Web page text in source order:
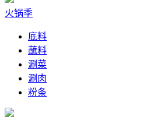
火锅季
底料
蘸料
涮菜
涮肉
粉条